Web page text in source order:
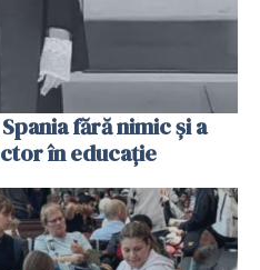
fără nimic și a
în educație